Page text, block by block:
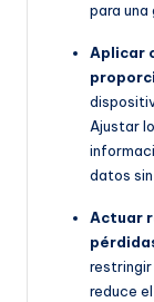
para
Aplicar
Ajustar
datos
Actuar
reduce